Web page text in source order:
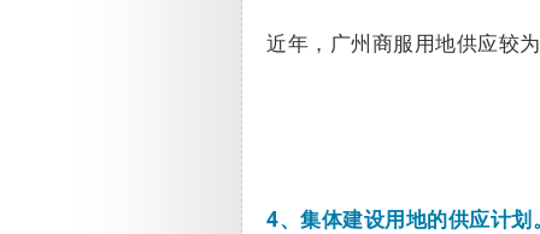
近年，广州商服用地供应较
4、集体建设用地的供应计划